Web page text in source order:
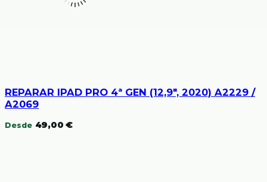
REPARAR IPAD PRO 4ª GEN (12,9″, 2020) A2229 /
A2069
Desde 49,00 €